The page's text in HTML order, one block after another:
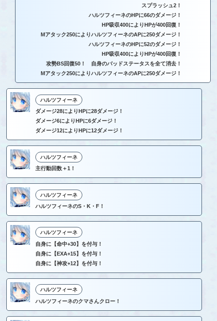
スプラッシュ2！
ハルツフィーネのHPに66のダメージ！
HP吸収400によりHPが400回復！
Mアタック250によりハルツフィーネのAPに250ダメージ！
ハルツフィーネのHPに52のダメージ！
HP吸収400によりHPが400回復！
攻勢BS回復50！ 自身のバッドステータスを全て消去！
Mアタック250によりハルツフィーネのAPに250ダメージ！
ハルツフィーネ
ダメージ28によりHPに28ダメージ！
ダメージ6によりHPに6ダメージ！
ダメージ12によりHPに12ダメージ！
ハルツフィーネ
主行動回数＋1！
ハルツフィーネ
ハルツフィーネのS・K・F！
ハルツフィーネ
自身に【命中+30】を付与！
自身に【EXA+15】を付与！
自身に【神攻+12】を付与！
ハルツフィーネ
ハルツフィーネのクマさんクロー！